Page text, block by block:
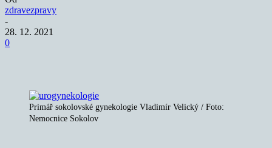
zdravezpravy
-
28. 12. 2021
0
Primář sokolovské gynekologie Vladimír Velický / Foto:
Nemocnice Sokolov